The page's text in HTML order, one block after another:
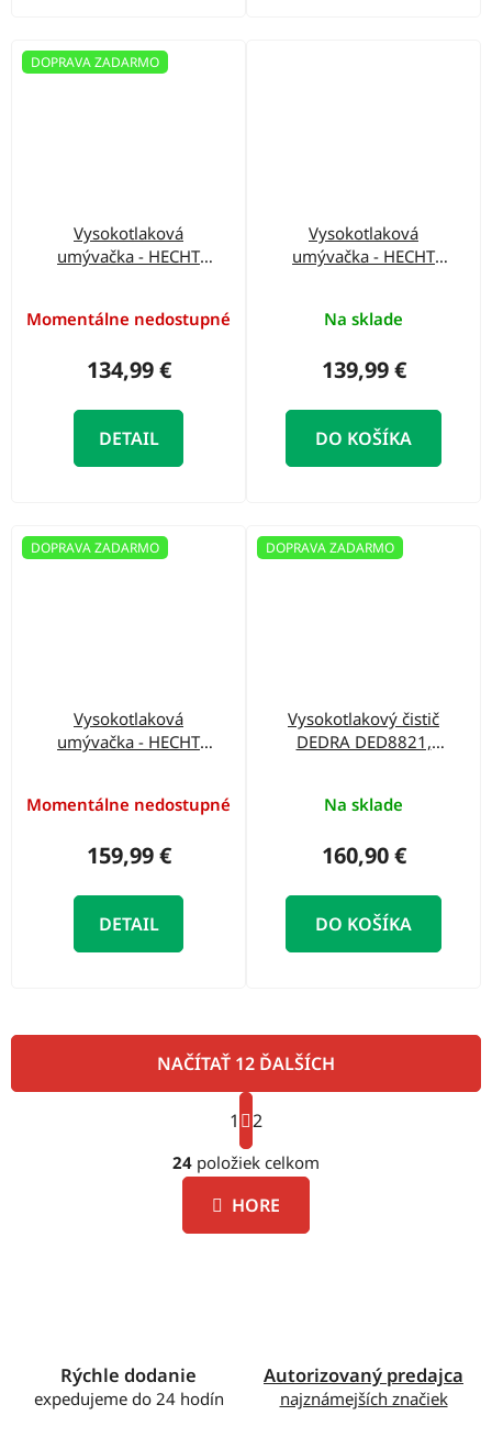
DOPRAVA ZADARMO
Vysokotlaková
umývačka - HECHT
Momentálne nedostupné
134,99 €
DETAIL
Vysokotlaková
umývačka - HECHT
Na sklade
139,99 €
DO KOŠÍKA
DOPRAVA ZADARMO
Vysokotlaková
umývačka - HECHT
Momentálne nedostupné
159,99 €
DETAIL
DOPRAVA ZADARMO
Vysokotlakový čistič
DEDRA DED8821,
Na sklade
160,90 €
DO KOŠÍKA
O
v
l
á
d
NAČÍTAŤ 12 ĎALŠÍCH
S
t
r
á
n
k
1 2
24 položiek celkom
HORE
Rýchle dodanie
expedujeme do 24 hodín
Autorizovaný predajca
najznámejších značiek